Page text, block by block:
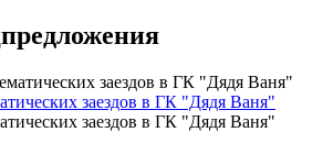
заездов в ГК "Дядя Ваня"
заездов в ГК "Дядя Ваня"